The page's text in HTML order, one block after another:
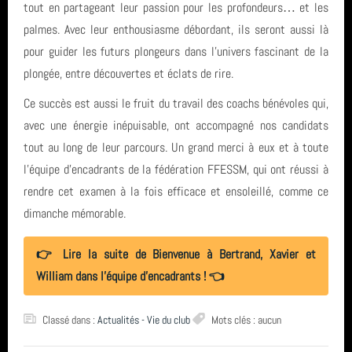
Sortie (15)
Bio & Environnement (10)
biologie
TIV
plongée
Eolienne
Socoa Pyrenees Atlantique
SN1
Banc de Guérande
Espagne
avril 2026 (2)
mars 2026 (3)
janvier 2026 (1)
décembre 2025 (2)
octobre 2025 (3)
août 2025 (1)
année 2025 (24)
tout en partageant leur passion pour les profondeurs… et les
palmes. Avec leur enthousiasme débordant, ils seront aussi là
pour guider les futurs plongeurs dans l’univers fascinant de la
plongée, entre découvertes et éclats de rire.
Ce succès est aussi le fruit du travail des coachs bénévoles qui,
avec une énergie inépuisable, ont accompagné nos candidats
tout au long de leur parcours. Un grand merci à eux et à toute
l’équipe d’encadrants de la fédération FFESSM, qui ont réussi à
rendre cet examen à la fois efficace et ensoleillé, comme ce
dimanche mémorable.
👉 Lire la suite de Bienvenue à Bertrand, Xavier et
William dans l’équipe d’encadrants ! 👈
Classé dans :Actualités - Vie du club Mots clés : aucun